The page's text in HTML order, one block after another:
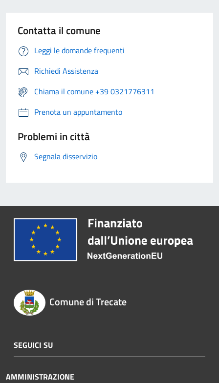
Contatta il comune
Leggi le domande frequenti
Richiedi Assistenza
Chiama il comune +39 0321776311
Prenota un appuntamento
Problemi in città
Segnala disservizio
Comune di Trecate
SEGUICI SU
AMMINISTRAZIONE